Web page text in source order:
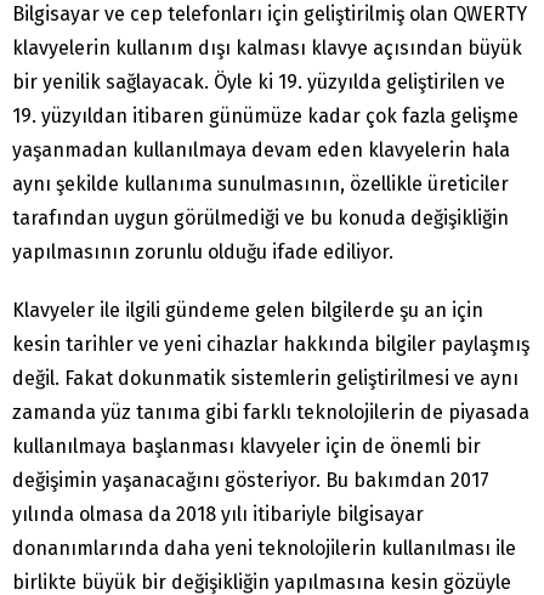
Bilgisayar ve cep telefonları için geliştirilmiş olan QWERTY
klavyelerin kullanım dışı kalması klavye açısından büyük
bir yenilik sağlayacak. Öyle ki 19. yüzyılda geliştirilen ve
19. yüzyıldan itibaren günümüze kadar çok fazla gelişme
yaşanmadan kullanılmaya devam eden klavyelerin hala
aynı şekilde kullanıma sunulmasının, özellikle üreticiler
tarafından uygun görülmediği ve bu konuda değişikliğin
yapılmasının zorunlu olduğu ifade ediliyor.
Klavyeler ile ilgili gündeme gelen bilgilerde şu an için
kesin tarihler ve yeni cihazlar hakkında bilgiler paylaşmış
değil. Fakat dokunmatik sistemlerin geliştirilmesi ve aynı
zamanda yüz tanıma gibi farklı teknolojilerin de piyasada
kullanılmaya başlanması klavyeler için de önemli bir
değişimin yaşanacağını gösteriyor. Bu bakımdan 2017
yılında olmasa da 2018 yılı itibariyle bilgisayar
donanımlarında daha yeni teknolojilerin kullanılması ile
birlikte büyük bir değişikliğin yapılmasına kesin gözüyle